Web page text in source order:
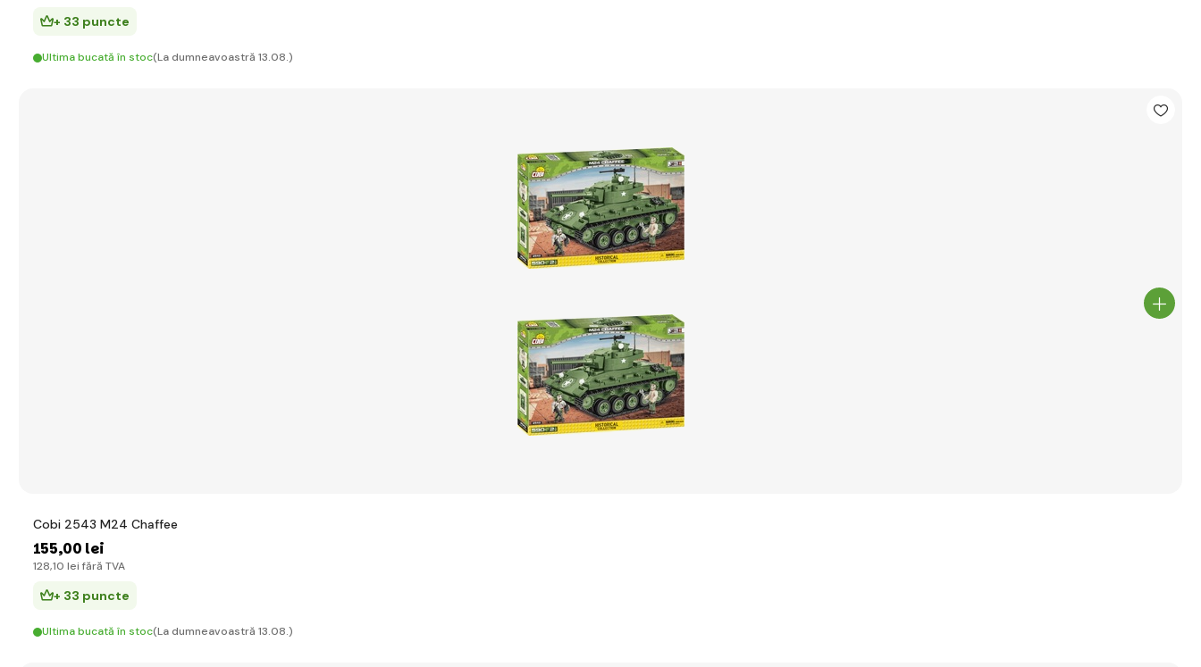
+ 33 puncte
Ultima bucată în stoc(La dumneavoastră 13.08.)
Cobi 2543 M24 Chaffee
155,00 lei
128,10 lei fără TVA
+ 33 puncte
Ultima bucată în stoc(La dumneavoastră 13.08.)